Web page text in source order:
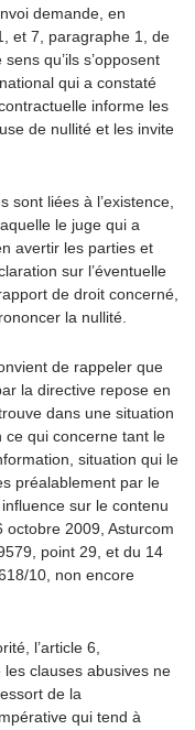
demande, en
et 7, paragraphe 1, de
qu’ils s’opposent
qui a constaté
informe les
de nullité et les invite
sont liées à l’existence,
le juge qui a
avertir les parties et
sur l’éventuelle
de droit concerné,
la nullité.
de rappeler que
la directive repose en
dans une situation
ce qui concerne tant le
situation qui le
préalablement par le
sur le contenu
2009, Asturcom
point 29, et du 14
10, non encore
l’article 6,
clauses abusives ne
de la
qui tend à